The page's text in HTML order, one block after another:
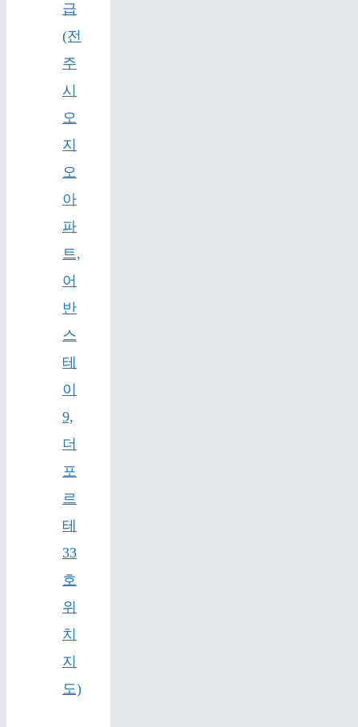
급
(전
주
시
오
지
오
아
파
트,
어
반
스
테
이
9,
더
포
르
테
33
호
위
치
지
도)